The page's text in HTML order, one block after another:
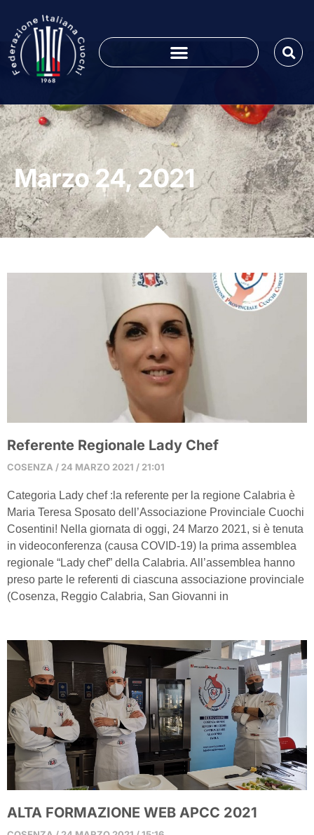
Marzo 24, 2021
Referente Regionale Lady Chef
COSENZA 24 MARZO 2021 21:01
Categoria Lady chef :la referente per la regione Calabria è
Maria Teresa Sposato dell’Associazione Provinciale Cuochi
Cosentini! Nella giornata di oggi, 24 Marzo 2021, si è tenuta
in videoconferenza (causa COVID-19) la prima assemblea
regionale “Lady chef” della Calabria. All’assemblea hanno
preso parte le referenti di ciascuna associazione provinciale
(Cosenza, Reggio Calabria, San Giovanni in
ALTA FORMAZIONE WEB APCC 2021